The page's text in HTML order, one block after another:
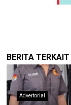
BERITA TERKAIT
Advertorial